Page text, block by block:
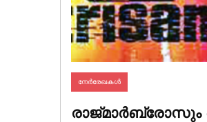
നേര്‍രേഖകള്‍